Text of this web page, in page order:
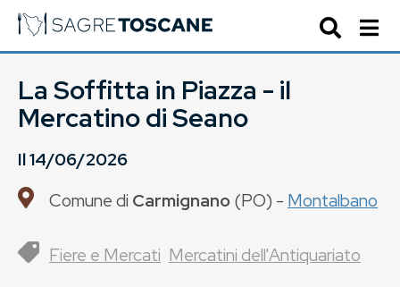
La Soffitta in Piazza - il
Mercatino di Seano
Il14/06/2026
Comune di Carmignano(PO) - Montalbano
Fiere e Mercati Mercatini dell'Antiquariato